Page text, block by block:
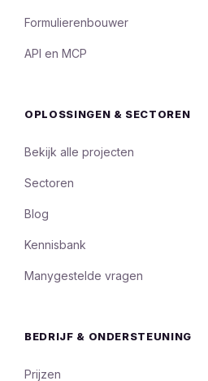
Formulierenbouwer
API en MCP
OPLOSSINGEN & SECTOREN
Bekijk alle projecten
Sectoren
Blog
Kennisbank
Manygestelde vragen
BEDRIJF & ONDERSTEUNING
Prijzen